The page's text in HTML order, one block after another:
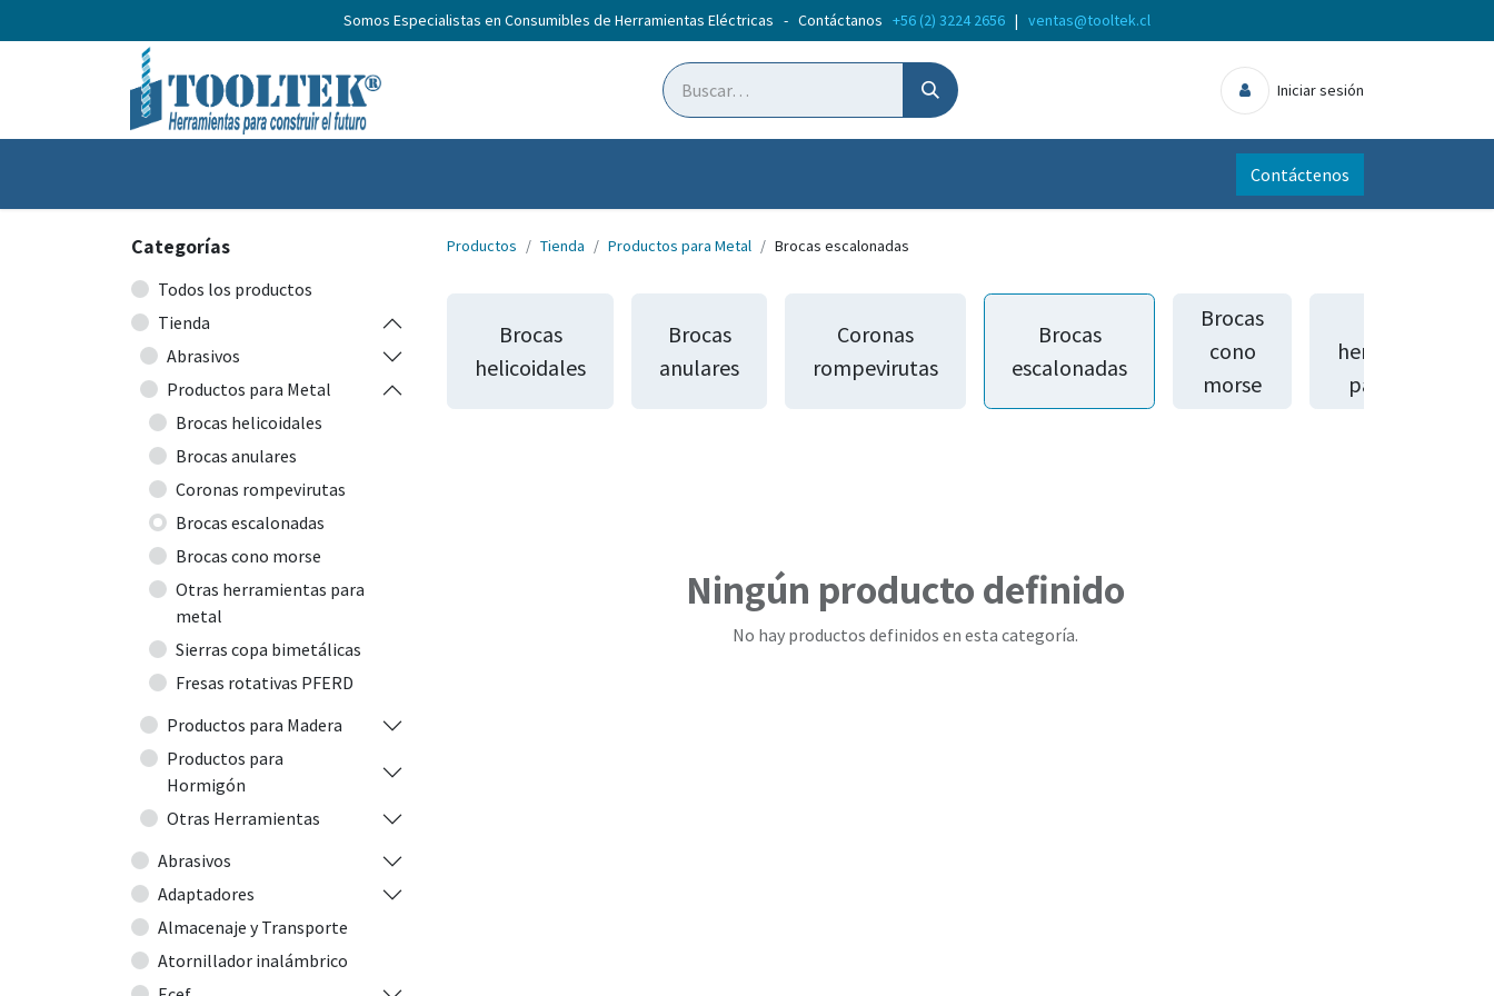
Somos Especialistas en Consumibles de Herramientas Eléctricas - Contáctanos +56 (2) 3224 2656 | ventas@tooltek.cl
Iniciar sesión
Contáctenos
Categorías
Todos los productos
Tienda
Abrasivos
Productos para Metal
Brocas helicoidales
Brocas anulares
Coronas rompevirutas
Brocas escalonadas
Brocas cono morse
Otras herramientas para
metal
Sierras copa bimetálicas
Fresas rotativas PFERD
Productos para Madera
Productos para
Hormigón
Otras Herramientas
Abrasivos
Adaptadores
Almacenaje y Transporte
Atornillador inalámbrico
Productos Tienda Productos para Metal Brocas escalonadas
Brocas
helicoidales
Brocas
anulares
Coronas
rompevirutas
Brocas
escalonadas
Brocas
cono
morse
herramientas
para metal
Ningún producto definido
No hay productos definidos en esta categoría.